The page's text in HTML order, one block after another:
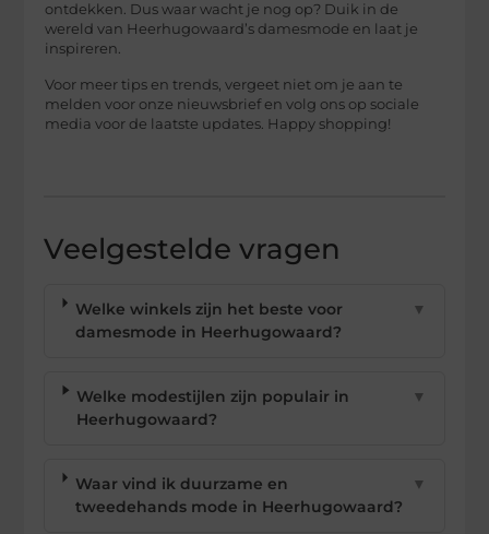
ontdekken. Dus waar wacht je nog op? Duik in de
wereld van Heerhugowaard’s damesmode en laat je
inspireren.
Voor meer tips en trends, vergeet niet om je aan te
melden voor onze nieuwsbrief en volg ons op sociale
media voor de laatste updates. Happy shopping!
Veelgestelde vragen
Welke winkels zijn het beste voor
damesmode in Heerhugowaard?
▼
Welke modestijlen zijn populair in
Heerhugowaard?
▼
Waar vind ik duurzame en
tweedehands mode in Heerhugowaard?
▼